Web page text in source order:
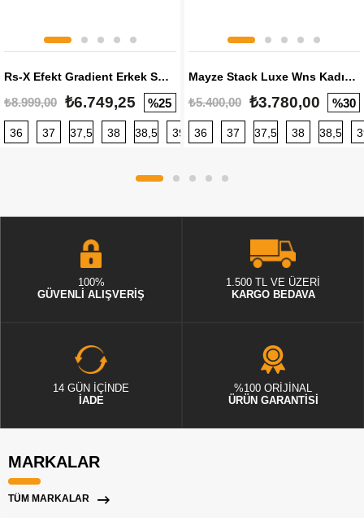
Rs-X Efekt Gradient Erkek Sneaker
₺8.999,00 ₺6.749,25 %25
36 37 37,5 38 38,5 39 40 40,5 41 42 42,5
Mayze Stack Luxe Wns Kadın Sneaker
₺5.400,00 ₺3.780,00 %30
36 37 37,5 38 38,5
100%
GÜVENLİ ALIŞVERİŞ
1.500 TL VE ÜZERİ
KARGO BEDAVA
14 GÜN İÇİNDE
İADE
%100 ORİJİNAL
ÜRÜN GARANTİSİ
MARKALAR
TÜM MARKALAR